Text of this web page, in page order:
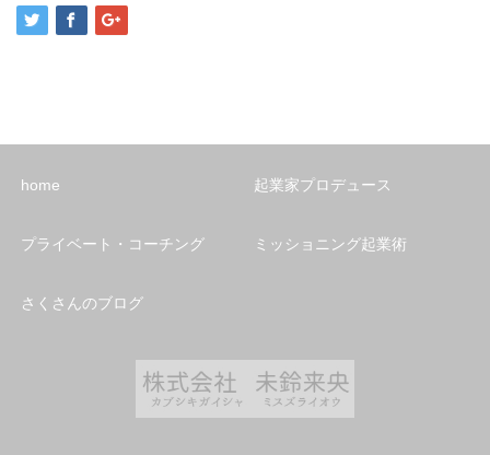
home 起業家プロデュース
プライベート・コーチング ミッショニング起業術
さくさんのブログ